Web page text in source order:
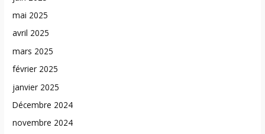
mai 2025
avril 2025
mars 2025
février 2025
janvier 2025
Décembre 2024
novembre 2024